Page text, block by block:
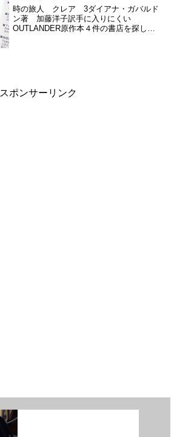
時の旅人 クレア 3ダイアナ・ガバルド
ン著 加藤洋子訳手に入りにくい
OUTLANDER原作本４件の書店を探して
スポンサーリンク